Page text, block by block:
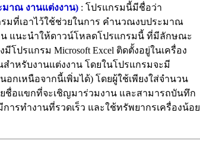
มาณ งานแต่งงาน) : โปรแกรมนี้มีชื่อว่า
มที่เอาไว้ใช้ช่วยในการ คำนวณงบประมาณ
น แนะนำให้ดาวน์โหลดโปรแกรมนี้ ที่มีลักษณะ
มีโปรแกรม Microsoft Excel ติดตั้งอยู่ในเครื่อง
สำหรับงานแต่งงาน โดยในโปรแกรมจะมี
กเหนือจากนี้เพิ่มได้) โดยผู้ใช้เพียงใส่จำนวน
ชื่อแขกที่จะเชิญมาร่วมงาน และสามารถบันทึก
รทำงานที่รวดเร็ว และใช้ทรัพยากรเครื่องน้อย